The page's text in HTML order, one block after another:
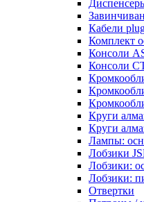
Кабели
Комплект
Консоли
Консоли
Круги
Круги
Лампы:
Лобзики
Лобзики:
Лобзики:
Отвертки